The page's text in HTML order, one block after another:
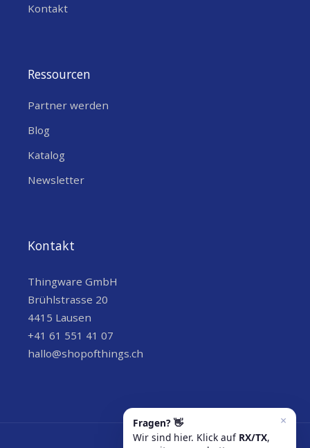
Kontakt
Ressourcen
Partner werden
Blog
Katalog
Newsletter
Kontakt
Thingware GmbH
Brühlstrasse 20
4415 Lausen
+41 61 551 41 07
hallo@shopofthings.ch